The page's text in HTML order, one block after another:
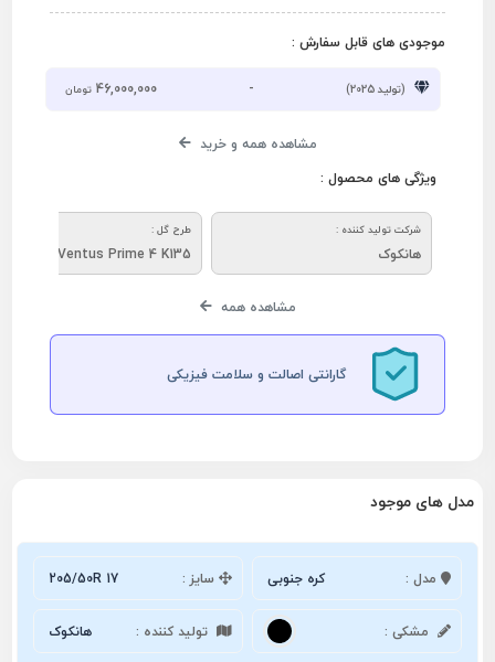
موجودی های قابل سفارش :
(تولید 2025) -
46,000,000 تومان
مشاهده همه و خرید
ویژگی های محصول :
شرکت تولید کننده :
هانکوک
طرح گل :
Ventus Prime 4 K135
مشاهده همه
گارانتی اصالت و سلامت فیزیکی
مدل های موجود
مدل : کره جنوبی سایز : 205/50R 17
مشکی : تولید کننده : هانکوک